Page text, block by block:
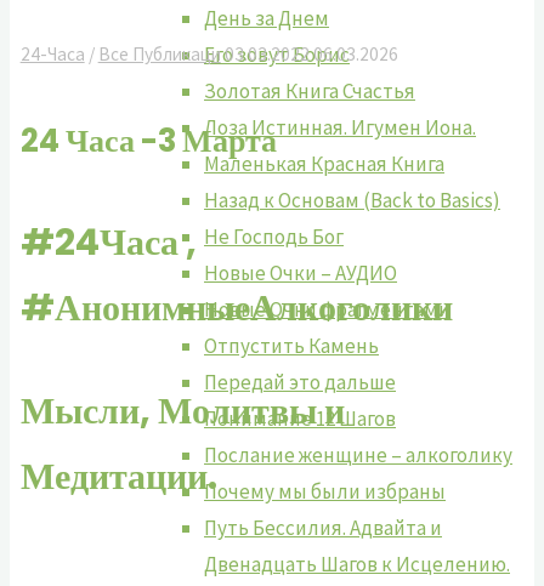
День за Днем
Его зовут Борис
Золотая Книга Счастья
Лоза Истинная. Игумен Иона.
Маленькая Красная Книга
Назад к Основам (Back to Basics)
Не Господь Бог
Новые Очки – АУДИО
Новые Очки фрагментами
Отпустить Камень
Передай это дальше
Понимание 12 Шагов
Послание женщине – алкоголику
Почему мы были избраны
Путь Бессилия. Адвайта и
Двенадцать Шагов к Исцелению.
24-Часа / Все Публикаци03.03.202206.03.2026
24 Часа -3 Марта
#24Часа ,
#АнонимныеАлкоголики
Мысли, Молитвы и
Медитации.